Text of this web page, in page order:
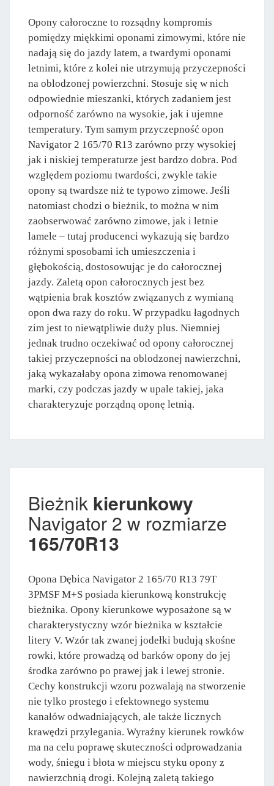
Opony całoroczne to rozsądny kompromis
pomiędzy miękkimi oponami zimowymi, które nie
nadają się do jazdy latem, a twardymi oponami
letnimi, które z kolei nie utrzymują przyczepności
na oblodzonej powierzchni. Stosuje się w nich
odpowiednie mieszanki, których zadaniem jest
odporność zarówno na wysokie, jak i ujemne
temperatury. Tym samym przyczepność opon
Navigator 2 165/70 R13 zarówno przy wysokiej
jak i niskiej temperaturze jest bardzo dobra. Pod
względem poziomu twardości, zwykle takie
opony są twardsze niż te typowo zimowe. Jeśli
natomiast chodzi o bieżnik, to można w nim
zaobserwować zarówno zimowe, jak i letnie
lamele – tutaj producenci wykazują się bardzo
różnymi sposobami ich umieszczenia i
głębokością, dostosowując je do całorocznej
jazdy. Zaletą opon całorocznych jest bez
wątpienia brak kosztów związanych z wymianą
opon dwa razy do roku. W przypadku łagodnych
zim jest to niewątpliwie duży plus. Niemniej
jednak trudno oczekiwać od opony całorocznej
takiej przyczepności na oblodzonej nawierzchni,
jaką wykazałaby opona zimowa renomowanej
marki, czy podczas jazdy w upale takiej, jaka
charakteryzuje porządną oponę letnią.
Bieżnik kierunkowy
Navigator 2 w rozmiarze
165/70R13
Opona Dębica Navigator 2 165/70 R13 79T
3PMSF M+S posiada kierunkową konstrukcję
bieżnika. Opony kierunkowe wyposażone są w
charakterystyczny wzór bieżnika w kształcie
litery V. Wzór tak zwanej jodełki budują skośne
rowki, które prowadzą od barków opony do jej
środka zarówno po prawej jak i lewej stronie.
Cechy konstrukcji wzoru pozwalają na stworzenie
nie tylko prostego i efektownego systemu
kanałów odwadniających, ale także licznych
krawędzi przylegania. Wyraźny kierunek rowków
ma na celu poprawę skuteczności odprowadzania
wody, śniegu i błota w miejscu styku opony z
nawierzchnią drogi. Kolejną zaletą takiego